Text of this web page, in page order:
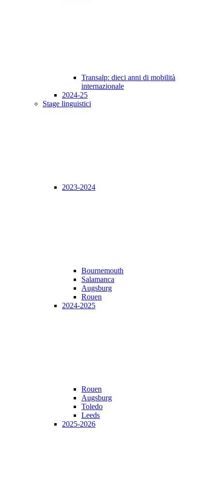
Transalp: dieci anni di mobilità
internazionale
2024-25
Stage linguistici
2023-2024
Bournemouth
Salamanca
Augsburg
Rouen
2024-2025
Rouen
Augsburg
Toledo
Leeds
2025-2026